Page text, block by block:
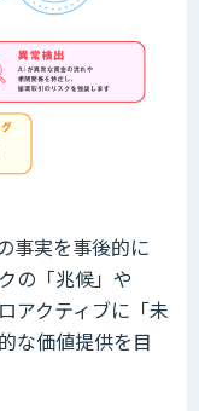
事実を事後的に
の「兆候」や
アクティブに「未
な価値提供を目